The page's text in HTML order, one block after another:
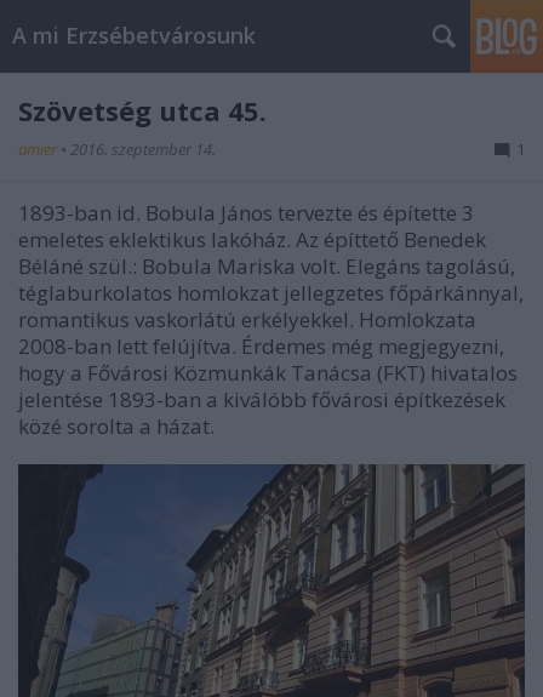
A mi Erzsébetvárosunk
Szövetség utca 45.
amier • 2016. szeptember 14. 1
1893-ban id. Bobula János tervezte és építette 3
emeletes eklektikus lakóház. Az építtető Benedek
Béláné szül.: Bobula Mariska volt. Elegáns tagolású,
téglaburkolatos homlokzat jellegzetes főpárkánnyal,
romantikus vaskorlátú erkélyekkel. Homlokzata
2008-ban lett felújítva. Érdemes még megjegyezni,
hogy a Fővárosi Közmunkák Tanácsa (FKT) hivatalos
jelentése 1893-ban a kiválóbb fővárosi építkezések
közé sorolta a házat.